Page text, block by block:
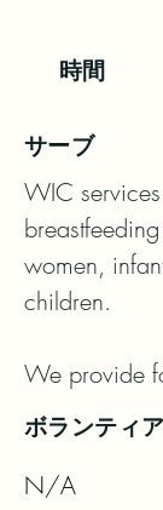
時間
サーブ
WIC
women,
children.
We provide
ボランティア
N/A